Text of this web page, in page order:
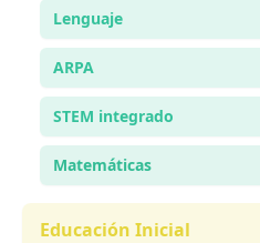
Lenguaje
ARPA
STEM integrado
Matemáticas
Educación Inicial